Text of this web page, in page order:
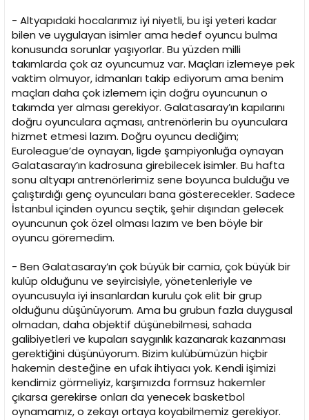
- Altyapıdaki hocalarımız iyi niyetli, bu işi yeteri kadar
bilen ve uygulayan isimler ama hedef oyuncu bulma
konusunda sorunlar yaşıyorlar. Bu yüzden milli
takımlarda çok az oyuncumuz var. Maçları izlemeye pek
vaktim olmuyor, idmanları takip ediyorum ama benim
maçları daha çok izlemem için doğru oyuncunun o
takımda yer alması gerekiyor. Galatasaray’ın kapılarını
doğru oyunculara açması, antrenörlerin bu oyunculara
hizmet etmesi lazım. Doğru oyuncu dediğim;
Euroleague’de oynayan, ligde şampiyonluğa oynayan
Galatasaray’ın kadrosuna girebilecek isimler. Bu hafta
sonu altyapı antrenörlerimiz sene boyunca bulduğu ve
çalıştırdığı genç oyuncuları bana gösterecekler. Sadece
İstanbul içinden oyuncu seçtik, şehir dışından gelecek
oyuncunun çok özel olması lazım ve ben böyle bir
oyuncu göremedim.
- Ben Galatasaray’ın çok büyük bir camia, çok büyük bir
kulüp olduğunu ve seyircisiyle, yönetenleriyle ve
oyuncusuyla iyi insanlardan kurulu çok elit bir grup
olduğunu düşünüyorum. Ama bu grubun fazla duygusal
olmadan, daha objektif düşünebilmesi, sahada
galibiyetleri ve kupaları saygınlık kazanarak kazanması
gerektiğini düşünüyorum. Bizim kulübümüzün hiçbir
hakemin desteğine en ufak ihtiyacı yok. Kendi işimizi
kendimiz görmeliyiz, karşımızda formsuz hakemler
çıkarsa gerekirse onları da yenecek basketbol
oynamamız, o zekayı ortaya koyabilmemiz gerekiyor.